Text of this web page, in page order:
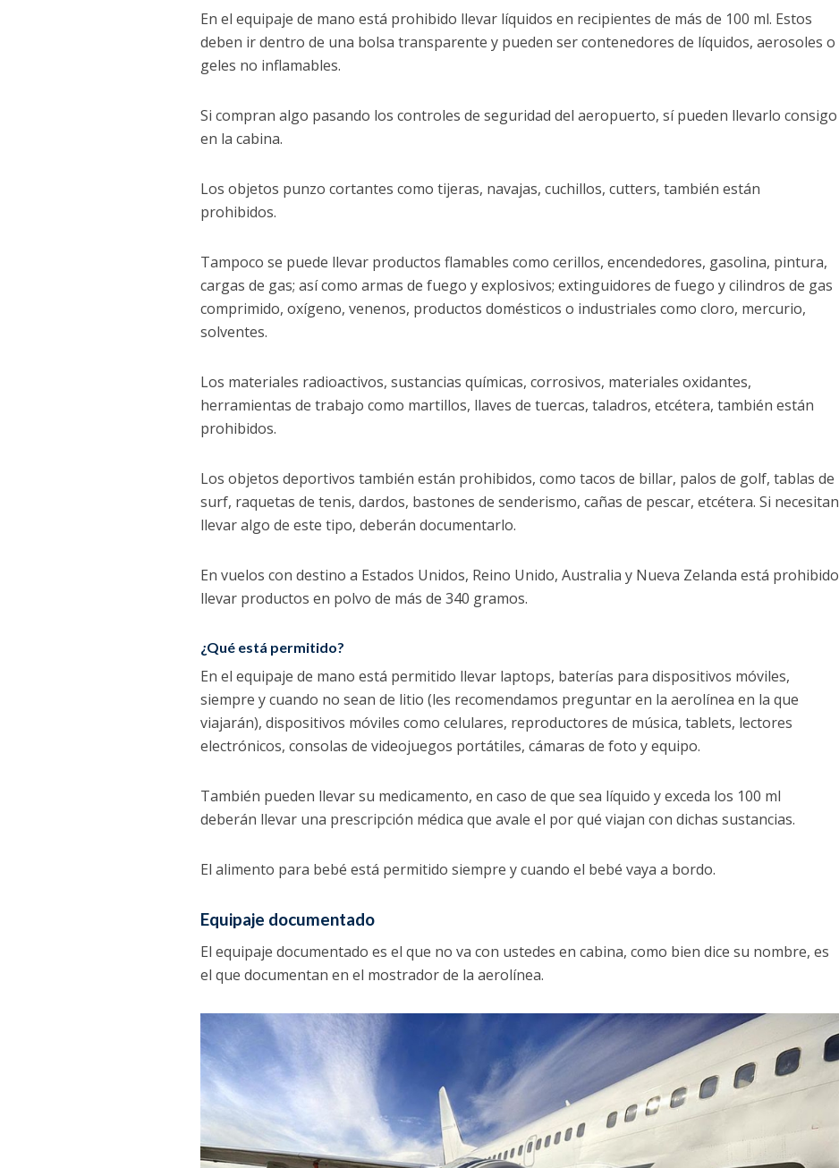
En el equipaje de mano está prohibido llevar líquidos en recipientes de más de 100 ml. Estos
deben ir dentro de una bolsa transparente y pueden ser contenedores de líquidos, aerosoles o
geles no inflamables.
Si compran algo pasando los controles de seguridad del aeropuerto, sí pueden llevarlo consigo
en la cabina.
Los objetos punzo cortantes como tijeras, navajas, cuchillos, cutters, también están
prohibidos.
Tampoco se puede llevar productos flamables como cerillos, encendedores, gasolina, pintura,
cargas de gas; así como armas de fuego y explosivos; extinguidores de fuego y cilindros de gas
comprimido, oxígeno, venenos, productos domésticos o industriales como cloro, mercurio,
solventes.
Los materiales radioactivos, sustancias químicas, corrosivos, materiales oxidantes,
herramientas de trabajo como martillos, llaves de tuercas, taladros, etcétera, también están
prohibidos.
Los objetos deportivos también están prohibidos, como tacos de billar, palos de golf, tablas de
surf, raquetas de tenis, dardos, bastones de senderismo, cañas de pescar, etcétera. Si necesitan
llevar algo de este tipo, deberán documentarlo.
En vuelos con destino a Estados Unidos, Reino Unido, Australia y Nueva Zelanda está prohibido
llevar productos en polvo de más de 340 gramos.
¿Qué está permitido?
En el equipaje de mano está permitido llevar laptops, baterías para dispositivos móviles,
siempre y cuando no sean de litio (les recomendamos preguntar en la aerolínea en la que
viajarán), dispositivos móviles como celulares, reproductores de música, tablets, lectores
electrónicos, consolas de videojuegos portátiles, cámaras de foto y equipo.
También pueden llevar su medicamento, en caso de que sea líquido y exceda los 100 ml
deberán llevar una prescripción médica que avale el por qué viajan con dichas sustancias.
El alimento para bebé está permitido siempre y cuando el bebé vaya a bordo.
Equipaje documentado
El equipaje documentado es el que no va con ustedes en cabina, como bien dice su nombre, es
el que documentan en el mostrador de la aerolínea.